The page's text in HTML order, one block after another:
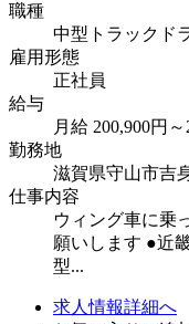
職種
中型トラックド
雇用形態
正社員
給与
月給 200,900円～
勤務地
滋賀県守山市吉
仕事内容
ウィング車に乗
願いします ●近
型...
求人情報詳細へ